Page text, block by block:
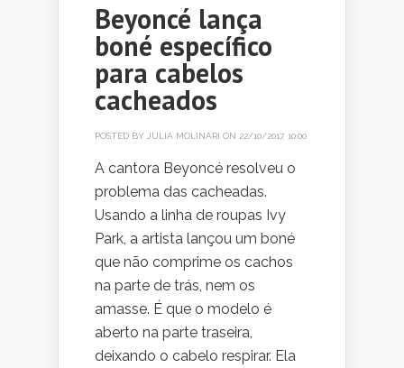
Beyoncé lança
boné específico
para cabelos
cacheados
POSTED BY JÚLIA MOLINARI ON 22/10/2017, 10:00
A cantora Beyoncé resolveu o
problema das cacheadas.
Usando a linha de roupas Ivy
Park, a artista lançou um boné
que não comprime os cachos
na parte de trás, nem os
amasse. É que o modelo é
aberto na parte traseira,
deixando o cabelo respirar. Ela